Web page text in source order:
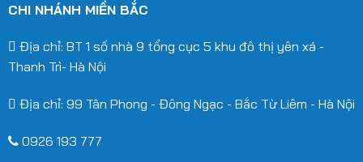
CHI NHÁNH MIỀN BẮC
Địa chỉ: BT 1 số nhà 9 tổng cục 5 khu đô thị yên xá -
Thanh Trì- Hà Nội
Địa chỉ: 99 Tân Phong - Đông Ngạc - Bắc Từ Liêm - Hà Nội
0926 193 777